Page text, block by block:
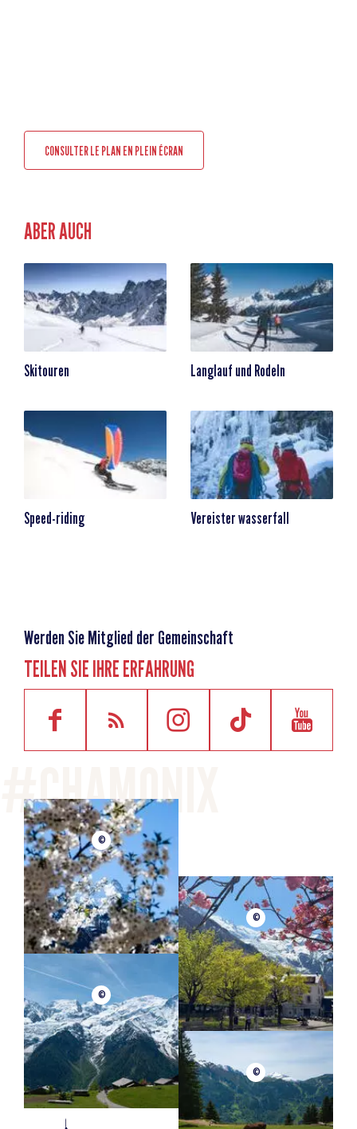
CONSULTER LE PLAN EN PLEIN ÉCRAN
ABER AUCH
Skitouren Langlauf und Rodeln
Speed-riding Vereister wasserfall
Werden Sie Mitglied der Gemeinschaft
TEILEN SIE IHRE ERFAHRUNG
©
©
©
©